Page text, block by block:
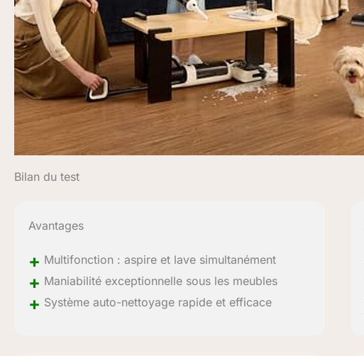
Bilan du test
Avantages
+ Multifonction : aspire et lave simultanément
+ Maniabilité exceptionnelle sous les meubles
+ Système auto-nettoyage rapide et efficace